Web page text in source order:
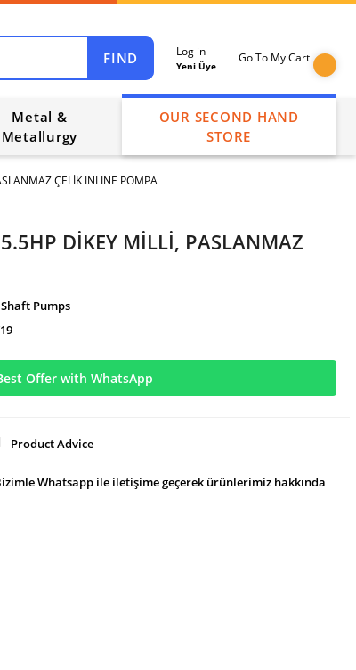
FIND Log in
Yeni Üye
Go To My Cart
Metal &
Metallurgy
OUR SECOND HAND
STORE
ÇELİK INLINE POMPA
DİKEY MİLLİ, PASLANMAZ
Pumps
Offer with WhatsApp
Product Advice
Whatsapp ile iletişime geçerek ürünlerimiz hakkında